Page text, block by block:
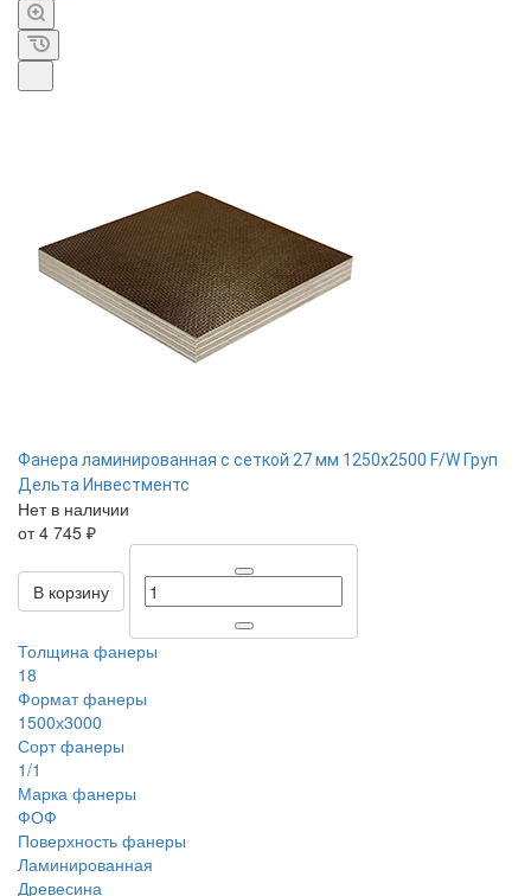
Фанера ламинированная с сеткой 27 мм 1250х2500 F/W Груп
Дельта Инвестментс
Нет в наличии
от 4 745 ₽
В корзину
Толщина фанеры
18
Формат фанеры
1500х3000
Сорт фанеры
1/1
Марка фанеры
ФОФ
Поверхность фанеры
Ламинированная
Древесина